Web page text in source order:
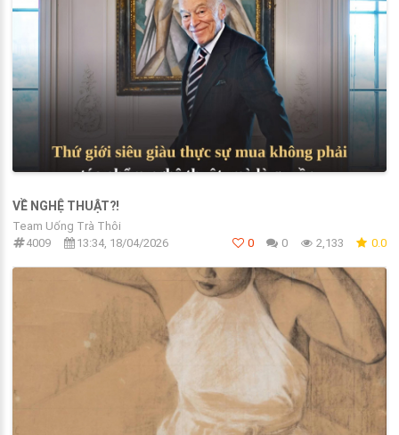
VỀ NGHỆ THUẬT?!
Team Uống Trà Thôi
4009
13:34, 18/04/2026 0 0 2,133 0.0